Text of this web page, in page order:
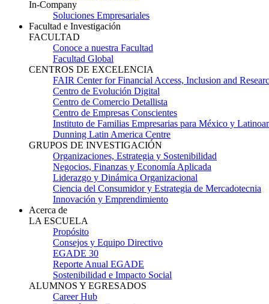
In-Company
Soluciones Empresariales
Facultad e Investigación
FACULTAD
Conoce a nuestra Facultad
Facultad Global
CENTROS DE EXCELENCIA
FAIR Center for Financial Access, Inclusion and
Centro de Evolución Digital
Centro de Comercio Detallista
Centro de Empresas Conscientes
Instituto de Familias Empresarias para México y
Dunning Latin America Centre
GRUPOS DE INVESTIGACIÓN
Organizaciones, Estrategia y Sostenibilidad
Negocios, Finanzas y Economía Aplicada
Liderazgo y Dinámica Organizacional
Ciencia del Consumidor y Estrategia de Mercadotecnia
Innovación y Emprendimiento
Acerca de
LA ESCUELA
Propósito
Consejos y Equipo Directivo
EGADE 30
Reporte Anual EGADE
Sostenibilidad e Impacto Social
ALUMNOS Y EGRESADOS
Career Hub